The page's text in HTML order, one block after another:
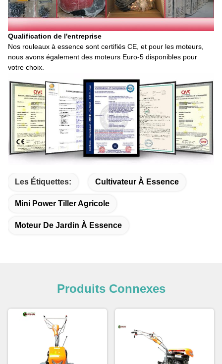
Qualification de l'entreprise
Nos rouleaux à essence sont certifiés CE, et pour les moteurs,
nous avons également des moteurs Euro-5 disponibles pour
votre choix.
Les Étiquettes: Cultivateur À Essence
Mini Power Tiller Agricole
Moteur De Jardin À Essence
Produits Connexes